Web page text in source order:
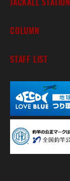
COLUMN
STAFF LIST